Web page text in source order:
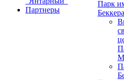
Партнеры
Парк
Беккера